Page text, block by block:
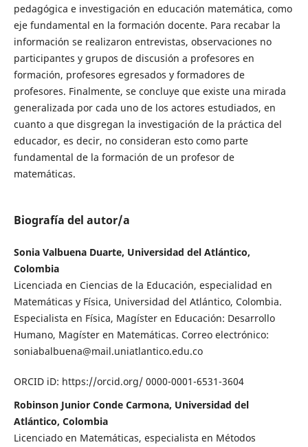
pedagógica e investigación en educación matemática, como
eje fundamental en la formación docente. Para recabar la
información se realizaron entrevistas, observaciones no
participantes y grupos de discusión a profesores en
formación, profesores egresados y formadores de
profesores. Finalmente, se concluye que existe una mirada
generalizada por cada uno de los actores estudiados, en
cuanto a que disgregan la investigación de la práctica del
educador, es decir, no consideran esto como parte
fundamental de la formación de un profesor de
matemáticas.
Biografía del autor/a
Sonia Valbuena Duarte, Universidad del Atlántico,
Colombia
Licenciada en Ciencias de la Educación, especialidad en
Matemáticas y Física, Universidad del Atlántico, Colombia.
Especialista en Física, Magíster en Educación: Desarrollo
Humano, Magíster en Matemáticas. Correo electrónico:
soniabalbuena@mail.uniatlantico.edu.co
ORCID iD: https://orcid.org/ 0000-0001-6531-3604
Robinson Junior Conde Carmona, Universidad del
Atlántico, Colombia
Licenciado en Matemáticas, especialista en Métodos